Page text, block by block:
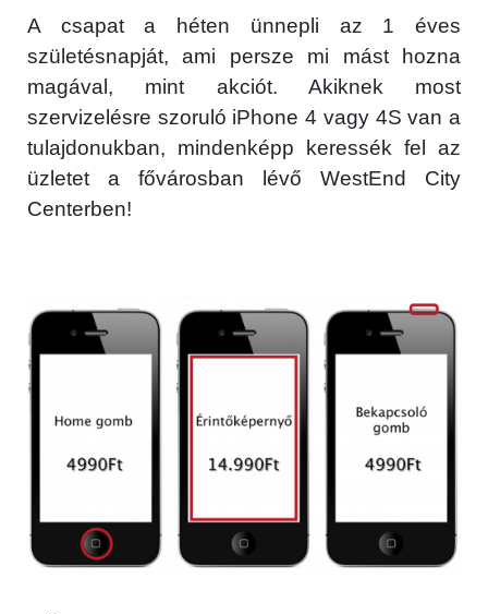
A csapat a héten ünnepli az 1 éves
születésnapját, ami persze mi mást hozna
magával, mint akciót. Akiknek most
szervizelésre szoruló iPhone 4 vagy 4S van a
tulajdonukban, mindenképp keressék fel az
üzletet a fővárosban lévő WestEnd City
Centerben!